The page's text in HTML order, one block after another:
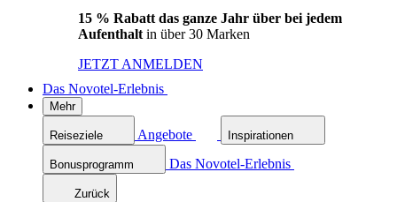
15 % Rabatt das ganze Jahr über bei jedem
Aufenthalt in über 30 Marken
JETZT ANMELDEN
Das Novotel-Erlebnis
Mehr
Reiseziele Angebote Inspirationen
Bonusprogramm Das Novotel-Erlebnis
Zurück